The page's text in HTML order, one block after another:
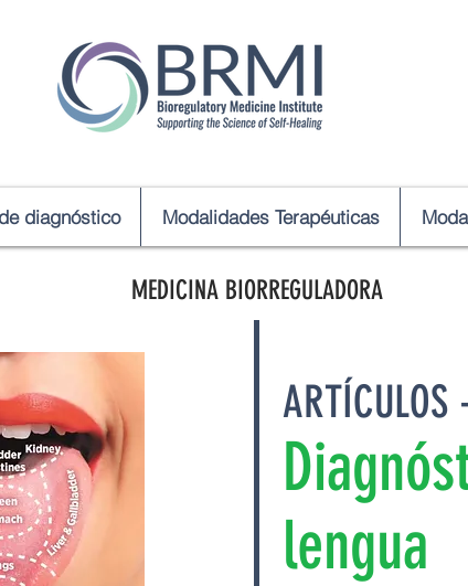
diagnóstico Modalidades Terapéuticas
ARTÍCULOS
lengua
MEDICINA BIORREGULADORA